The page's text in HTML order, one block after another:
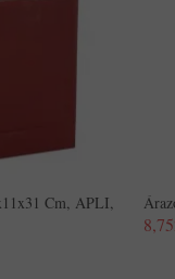
Cm, APLI,